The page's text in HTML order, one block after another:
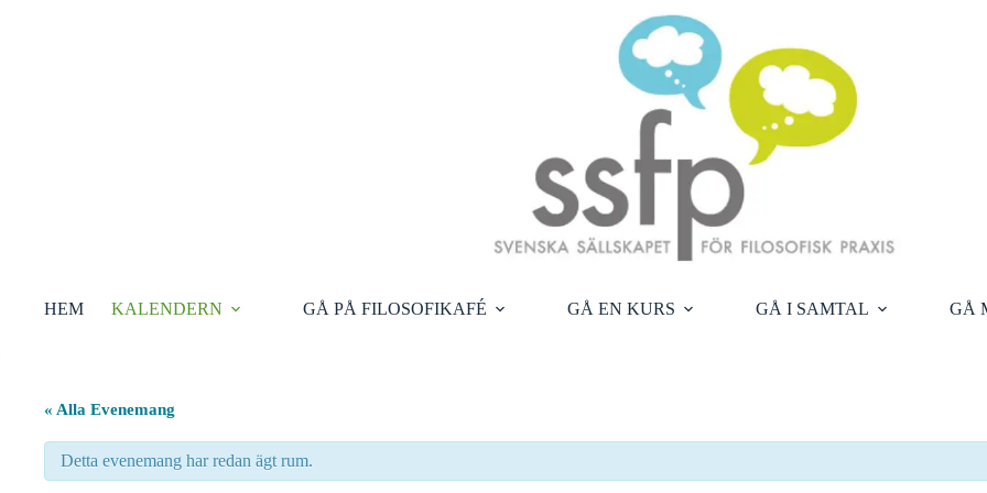
HEM KALENDERN GÅ PÅ FILOSOFIKAFÉ GÅ EN KURS GÅ I SAMTAL GÅ
« Alla Evenemang
Detta evenemang har redan ägt rum.